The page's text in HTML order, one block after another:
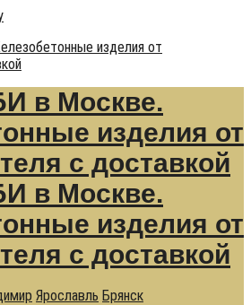
изделия от
Ярославль Брянск